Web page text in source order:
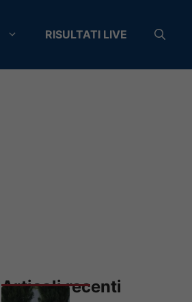
RISULTATI LIVE
Articoli recenti